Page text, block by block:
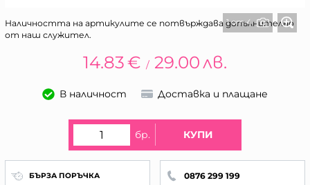
1 от 4
Наличността на артикулите се потвърждава допълнително
от наш служител.
14.83€ / 29.00 лв.
В наличност Доставка и плащане
бр. КУПИ
БЪРЗА ПОРЪЧКА 0876 299 199